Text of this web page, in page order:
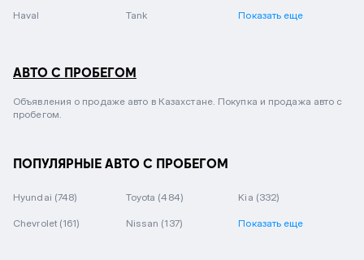
Haval Tank Показать еще
АВТО С ПРОБЕГОМ
Объявления о продаже авто в Казахстане. Покупка и продажа авто с
пробегом.
ПОПУЛЯРНЫЕ АВТО С ПРОБЕГОМ
Hyundai (748) Toyota (484) Kia (332)
Chevrolet (161) Nissan (137) Показать еще